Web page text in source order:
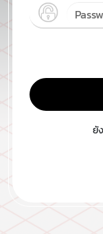
ยั